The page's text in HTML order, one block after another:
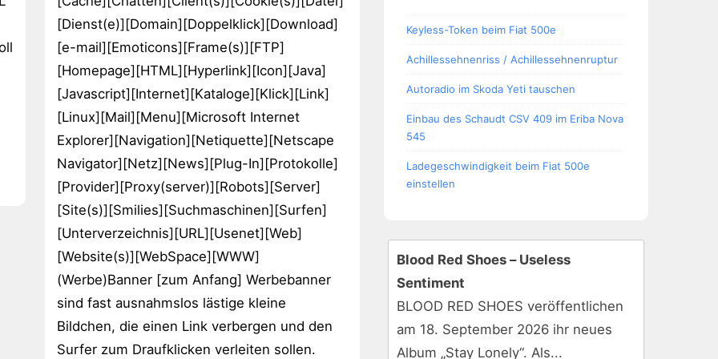
[Dienst(e)][Domain][Doppelklick][Download]
[e-mail][Emoticons][Frame(s)][FTP]
[Homepage][HTML][Hyperlink][Icon][Java]
[Javascript][Internet][Kataloge][Klick][Link]
[Linux][Mail][Menu][Microsoft Internet
Explorer][Navigation][Netiquette][Netscape
Navigator][Netz][News][Plug-In][Protokolle]
[Provider][Proxy(server)][Robots][Server]
[Site(s)][Smilies][Suchmaschinen][Surfen]
[Unterverzeichnis][URL][Usenet][Web]
[Website(s)][WebSpace][WWW]
(Werbe)Banner [zum Anfang] Werbebanner
sind fast ausnahmslos lästige kleine
Bildchen, die einen Link verbergen und den
Surfer zum Draufklicken verleiten sollen.
Keyless-Token beim Fiat 500e
Achillessehnenriss / Achillessehnenruptur
Autoradio im Skoda Yeti tauschen
Einbau des Schaudt CSV 409 im Eriba Nova
545
Ladegeschwindigkeit beim Fiat 500e
einstellen
Blood Red Shoes – Useless
Sentiment
BLOOD RED SHOES veröffentlichen
am 18. September 2026 ihr neues
Album „Stay Lonely“. Als...